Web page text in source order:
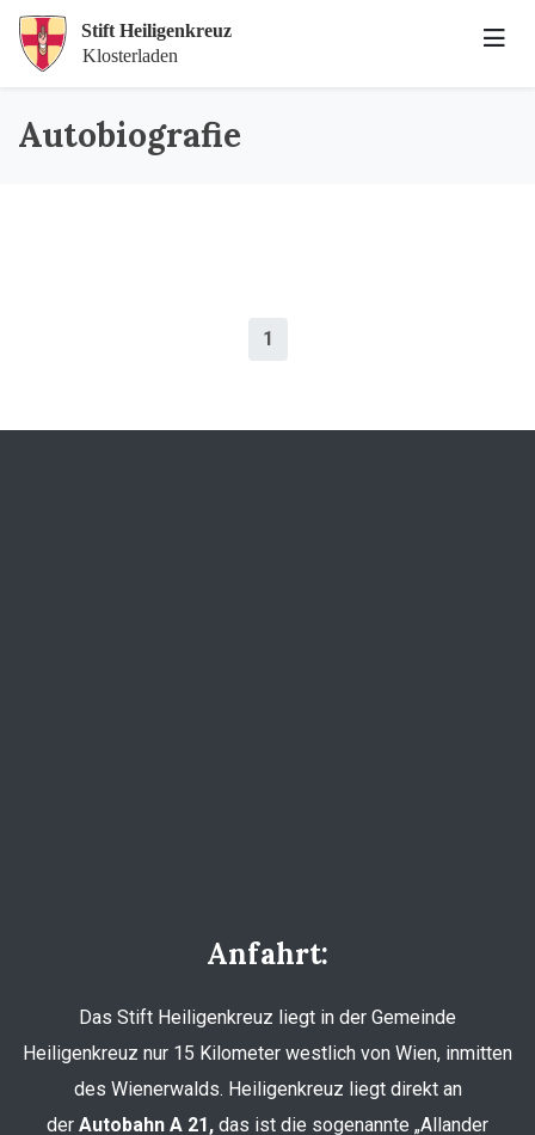
Autobiografie
1
Anfahrt:
Das Stift Heiligenkreuz liegt in der Gemeinde
Heiligenkreuz nur 15 Kilometer westlich von Wien, inmitten
des Wienerwalds. Heiligenkreuz liegt direkt an
der Autobahn A 21, das ist die sogenannte „Allander